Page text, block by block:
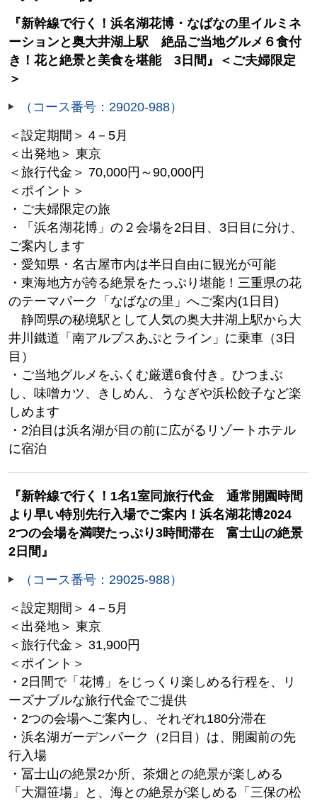
『新幹線で行く！浜名湖花博・なばなの里イルミネ
ーションと奥大井湖上駅 絶品ご当地グルメ６食付
き！花と絶景と美食を堪能 3日間』＜ご夫婦限定
＞
（コース番号：29020-988）
＜設定期間＞ 4－5月
＜出発地＞ 東京
＜旅行代金＞ 70,000円～90,000円
＜ポイント＞
・ご夫婦限定の旅
・「浜名湖花博」の２会場を2日目、3日目に分け、
ご案内します
・愛知県・名古屋市内は半日自由に観光が可能
・東海地方が誇る絶景をたっぷり堪能！三重県の花
のテーマパーク「なばなの里」へご案内(1日目)
静岡県の秘境駅として人気の奥大井湖上駅から大
井川鐵道「南アルプスあぷとライン」に乗車（3日
目）
・ご当地グルメをふくむ厳選6食付き。ひつまぶ
し、味噌カツ、きしめん、うなぎや浜松餃子など楽
しめます
・2泊目は浜名湖が目の前に広がるリゾートホテル
に宿泊
『新幹線で行く！1名1室同旅行代金 通常開園時間
より早い特別先行入場でご案内！浜名湖花博2024
2つの会場を満喫たっぷり3時間滞在 富士山の絶景
2日間』
（コース番号：29025-988）
＜設定期間＞ 4－5月
＜出発地＞ 東京
＜旅行代金＞ 31,900円
＜ポイント＞
・2日間で「花博」をじっくり楽しめる行程を、リ
ーズナブルな旅行代金でご提供
・2つの会場へご案内し、それぞれ180分滞在
・浜名湖ガーデンパーク（2日目）は、開園前の先
行入場
・冨士山の絶景2か所、茶畑との絶景が楽しめる
「大淵笹場」と、海との絶景が楽しめる「三保の松